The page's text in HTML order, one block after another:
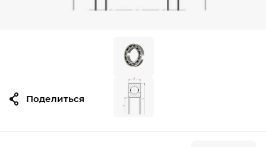
Поделиться